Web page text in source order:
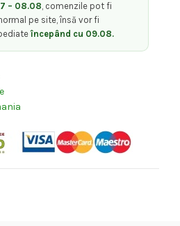
– 08.08, comenzile pot fi
pe site, însă vor fi
începând cu 09.08.